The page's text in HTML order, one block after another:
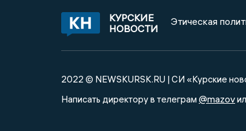
КУРСКИЕ
НОВОСТИ
Этическая
2022 © NEWSKURSK.RU | СИ «Курские
Написать директору в телеграм @mazov